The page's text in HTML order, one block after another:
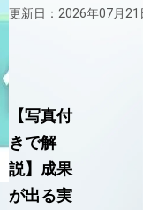
更新日：2026年07月21
【写真付
きで解
説】成果
が出る実